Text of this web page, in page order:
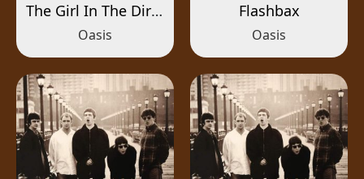
The Girl In The Dirty
Shirt
Oasis
Flashbax
Oasis